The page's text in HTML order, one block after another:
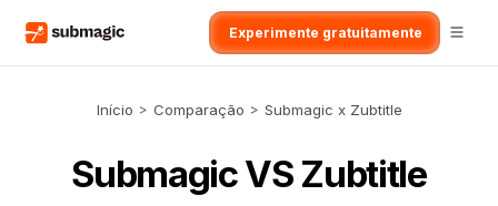
Experimente gratuitamente
Início > Comparação > Submagic x Zubtitle
Submagic VS Zubtitle